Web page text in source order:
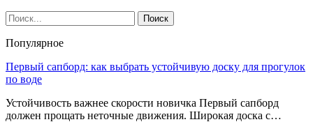
Популярное
Первый сапборд: как выбрать устойчивую доску для прогулок
по воде
Устойчивость важнее скорости новичка Первый сапборд
должен прощать неточные движения. Широкая доска с…